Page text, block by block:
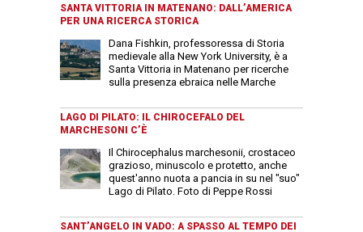
SANTA VITTORIA IN MATENANO: DALL’AMERICA
PER UNA RICERCA STORICA
Dana Fishkin, professoressa di Storia
medievale alla New York University, è a
Santa Vittoria in Matenano per ricerche
sulla presenza ebraica nelle Marche
LAGO DI PILATO: IL CHIROCEFALO DEL
MARCHESONI C’È
Il Chirocephalus marchesonii, crostaceo
grazioso, minuscolo e protetto, anche
quest'anno nuota a pancia in su nel "suo"
Lago di Pilato. Foto di Peppe Rossi
SANT’ANGELO IN VADO: A SPASSO AL TEMPO DEI